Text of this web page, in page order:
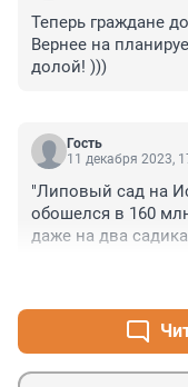
И если этих
Красное село или
паспорту ездить
Теперь граждане
Вернее на
долой! )))
Гость
11 декабря 2023,
"Липовый сад на
обошелся в 160
даже на два